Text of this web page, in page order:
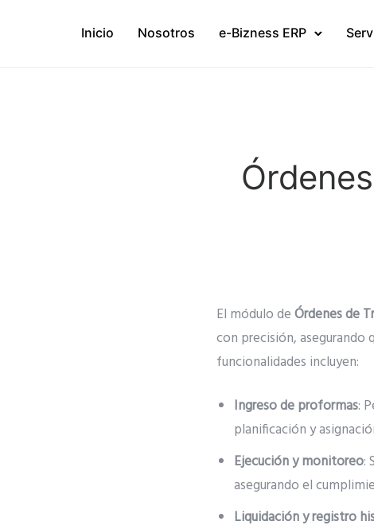
Inicio Nosotros e-Bizness ERP
El módulo deÓrdenes de
con precisión, asegurando
funcionalidades incluyen:
Ingreso de proformas:
planificación y
Ejecución y monitoreo:
asegurando el
Liquidación y registro